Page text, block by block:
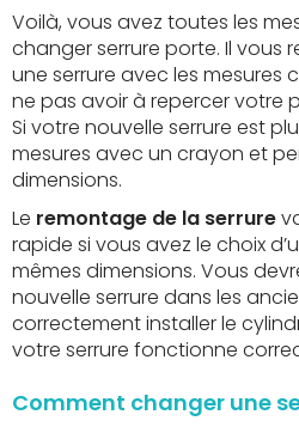
Voilà, vous avez toutes les
changer serrure porte. Il vous
une serrure avec les mesures
ne pas avoir à repercer votre
Si votre nouvelle serrure est
mesures avec un crayon et
dimensions.
Le remontage de la serrure
rapide si vous avez le choix
mêmes dimensions. Vous
nouvelle serrure dans les
correctement installer le
votre serrure fonctionne
Comment changer une